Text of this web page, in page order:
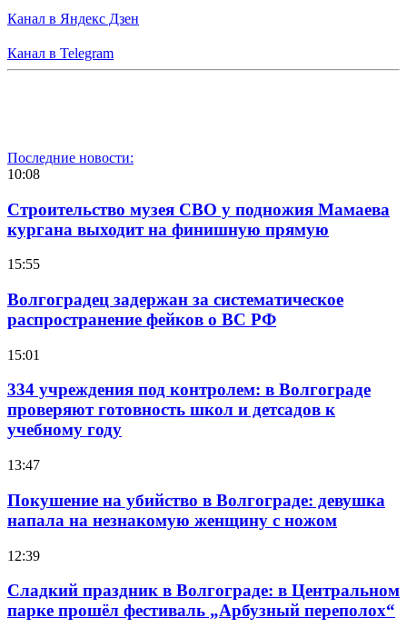
Канал в Яндекс Дзен
Канал в Telegram
Последние новости:
10:08
Строительство музея СВО у подножия Мамаева
кургана выходит на финишную прямую
15:55
Волгоградец задержан за систематическое
распространение фейков о ВС РФ
15:01
334 учреждения под контролем: в Волгограде
проверяют готовность школ и детсадов к
учебному году
13:47
Покушение на убийство в Волгограде: девушка
напала на незнакомую женщину с ножом
12:39
Сладкий праздник в Волгограде: в Центральном
парке прошёл фестиваль „Арбузный переполох“